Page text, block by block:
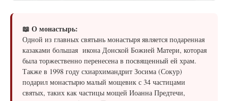
📖 О монастырь:
Одной из главных святынь монастыря является подаренная
казаками большая икона Донской Божией Матери, которая
была торжественно перенесена в посвященный ей храм.
Также в 1998 году схиархимандрит Зосима (Сокур)
подарил монастырю малый мощевик с 34 частицами
святых, таких как частицы мощей Иоанна Предтечи,